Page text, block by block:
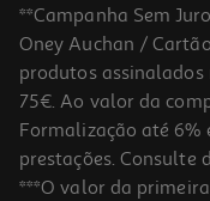
Toner Original Hp 142a
**Campanha Sem
Oney Auchan /
produtos
75€. Ao valor da
Formalização até 6%
prestações. Consulte
***O valor da